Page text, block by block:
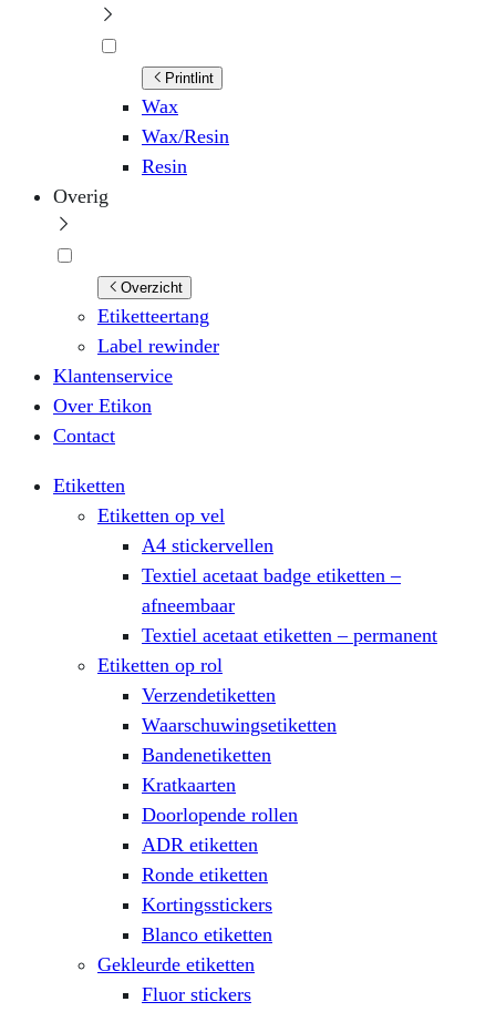
Printlint
Wax
Wax/Resin
Resin
Overig
Overzicht
Etiketteertang
Label rewinder
Klantenservice
Over Etikon
Contact
Etiketten
Etiketten op vel
A4 stickervellen
Textiel acetaat badge etiketten –
afneembaar
Textiel acetaat etiketten – permanent
Etiketten op rol
Verzendetiketten
Waarschuwingsetiketten
Bandenetiketten
Kratkaarten
Doorlopende rollen
ADR etiketten
Ronde etiketten
Kortingsstickers
Blanco etiketten
Gekleurde etiketten
Fluor stickers